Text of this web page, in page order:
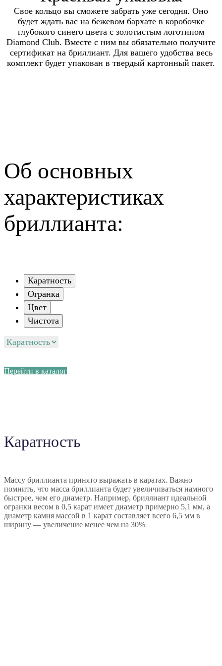
Свое кольцо вы сможете забрать уже сегодня. Оно
будет ждать вас на бежевом бархате в коробочке
глубокого синего цвета с золотистым логотипом
Diamond Club. Вместе с ним вы обязательно получите
сертификат на бриллиант. Для вашего удобства весь
комплект будет упакован в твердый картонный пакет.
Об основных
характеристиках
бриллианта:
Каратность
Огранка
Цвет
Чистота
Перейти в каталог
Каратность